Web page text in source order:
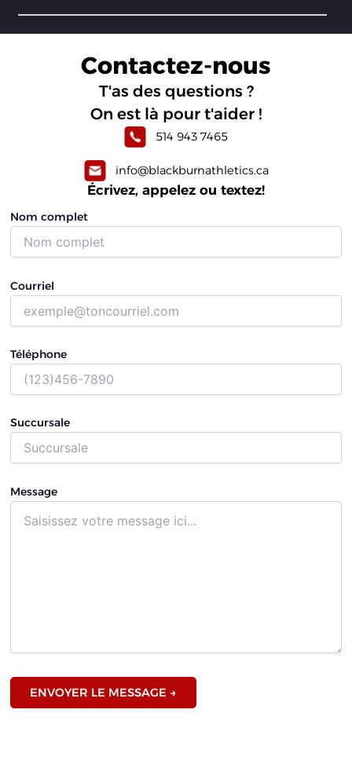
Contactez-nous
T'as des questions ?
On est là pour t'aider !
514 943 7465
info@blackburnathletics.ca
Écrivez, appelez ou textez!
Nom complet
Courriel
Téléphone
Succursale
Message